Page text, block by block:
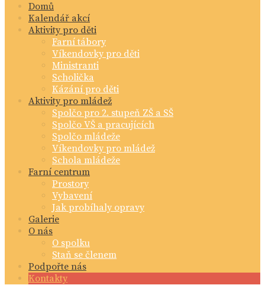
Domů
Kalendář akcí
Aktivity pro děti
Farní tábory
Víkendovky pro děti
Ministranti
Scholička
Kázání pro děti
Aktivity pro mládež
Spolčo pro 2. stupeň ZŠ a SŠ
Spolčo VŠ a pracujících
Spolčo mládeže
Víkendovky pro mládež
Schola mládeže
Farní centrum
Prostory
Vybavení
Jak probíhaly opravy
Galerie
O nás
O spolku
Staň se členem
Podpořte nás
Kontakty